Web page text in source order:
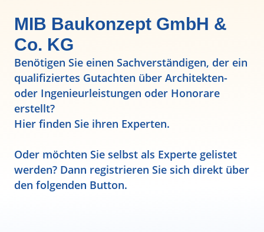
MIB Baukonzept GmbH &
Co. KG
Benötigen Sie einen Sachverständigen, der ein
qualifiziertes Gutachten über Architekten-
oder Ingenieurleistungen oder Honorare
erstellt?
Hier finden Sie ihren Experten.
Oder möchten Sie selbst als Experte gelistet
werden? Dann registrieren Sie sich direkt über
den folgenden Button.